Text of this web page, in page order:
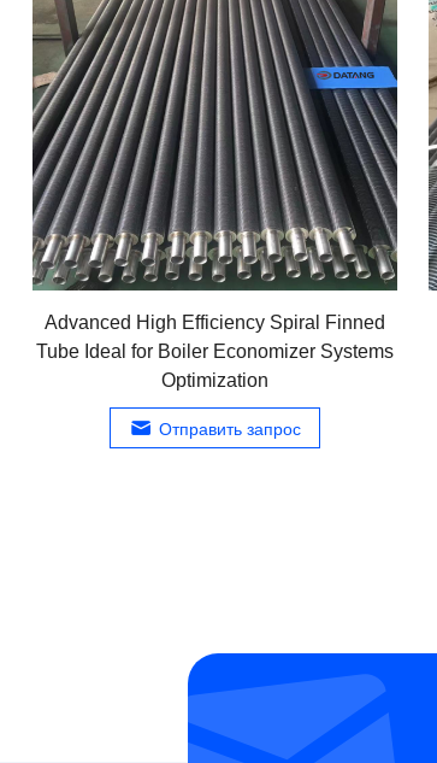
Advanced High Efficiency Spiral Finned
Tube Ideal for Boiler Economizer Systems
Optimization
Отправить запрос